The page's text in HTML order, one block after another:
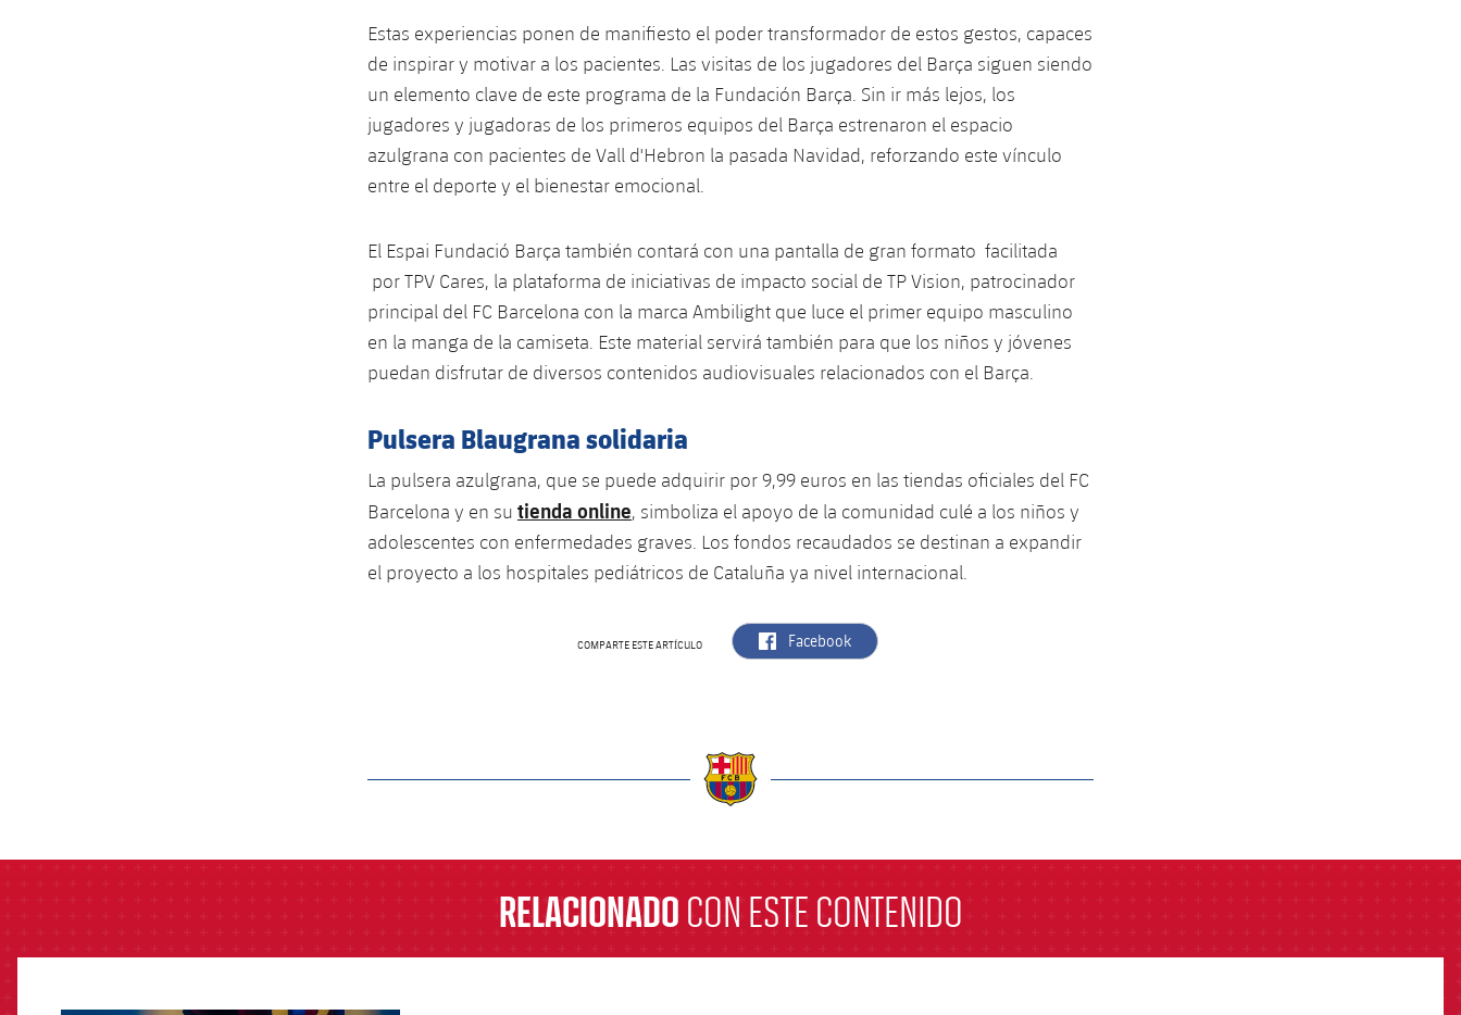
Estas experiencias ponen de manifiesto el poder transformador de estos gestos, capaces
de inspirar y motivar a los pacientes. Las visitas de los jugadores del Barça siguen siendo
un elemento clave de este programa de la Fundación Barça. Sin ir más lejos, los
jugadores y jugadoras de los primeros equipos del Barça estrenaron el espacio
azulgrana con pacientes de Vall d'Hebron la pasada Navidad, reforzando este vínculo
entre el deporte y el bienestar emocional.
El Espai Fundació Barça también contará con una pantalla de gran formato facilitada
por TPV Cares, la plataforma de iniciativas de impacto social de TP Vision, patrocinador
principal del FC Barcelona con la marca Ambilight que luce el primer equipo masculino
en la manga de la camiseta. Este material servirá también para que los niños y jóvenes
puedan disfrutar de diversos contenidos audiovisuales relacionados con el Barça.
Pulsera Blaugrana solidaria
La pulsera azulgrana, que se puede adquirir por 9,99 euros en las tiendas oficiales del FC
Barcelona y en su tienda online, simboliza el apoyo de la comunidad culé a los niños y
adolescentes con enfermedades graves. Los fondos recaudados se destinan a expandir
el proyecto a los hospitales pediátricos de Cataluña ya nivel internacional.
COMPARTE ESTE ARTÍCULO label.aria.facebook
Facebook
RELACIONADO CON ESTE CONTENIDO